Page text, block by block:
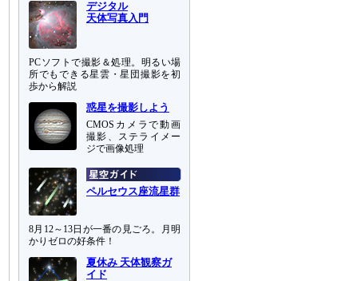
デジタル
天体写真入門
PCソフトで撮影＆処理。明るい場
所でもできる星雲・星団撮影を初
歩から解説
惑星を撮影しよう
CMOSカメラで動画
撮影、ステライメー
ジで画像処理
ペルセウス座流星群
8月12～13日が一番の見ごろ。月明
かりゼロの好条件！
夏休み 天体観察ガ
イド